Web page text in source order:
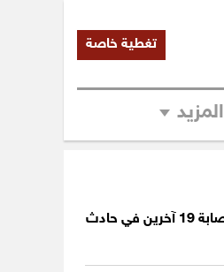
تغطية خاصة
المزيد
الجزائر.. مصرع 6 أشخاص وإصابة 19 آخرين في حادث